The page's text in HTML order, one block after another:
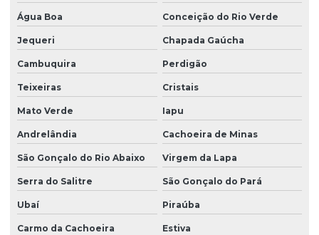
Água Boa Conceição do Rio Verde
Jequeri Chapada Gaúcha
Cambuquira Perdigão
Teixeiras Cristais
Mato Verde Iapu
Andrelândia Cachoeira de Minas
São Gonçalo do Rio Abaixo Virgem da Lapa
Serra do Salitre São Gonçalo do Pará
Ubaí Piraúba
Carmo da Cachoeira Estiva